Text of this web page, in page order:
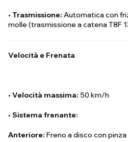
• Trasmissione: Automatica con
molle (trasmissione a catena T8F
Velocità e Frenata
• Velocità massima: 50 km/h
• Sistema frenante:
Anteriore: Freno a disco con